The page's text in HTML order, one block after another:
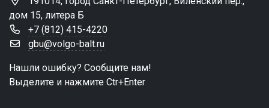
дом 15, литера Б
+7 (812) 415-4220
gbu@volgo-balt.ru
Нашли ошибку? Сообщите нам!
Выделите и нажмите Ctr+Enter